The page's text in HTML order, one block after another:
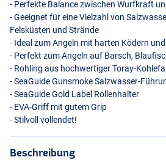
- Perfekte Balance zwischen Wurfkraft
- Geeignet für eine Vielzahl von
Felsküsten und Strände
- Ideal zum Angeln mit harten Ködern
- Perfekt zum Angeln auf Barsch,
- Rohling aus hochwertiger Toray-
- SeaGuide Gunsmoke Salzwasser-
- SeaGuide Gold Label Rollenhalter
- EVA-Griff mit gutem Grip
- Stilvoll vollendet!
Beschreibung